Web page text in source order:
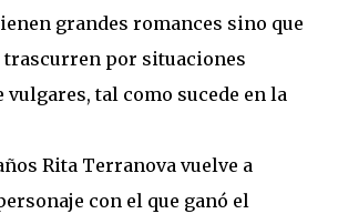
grandes romances sino que
trascurren por situaciones
vulgares, tal como sucede en la
Rita Terranova vuelve a
con el que ganó el